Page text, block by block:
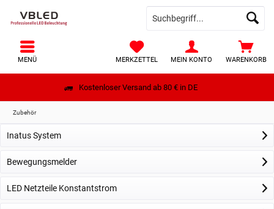
Kostenloser Versand ab 80 € in DE
WARENKORB
MERKZETTEL MEIN KONTO
MENÜ
Zubehör
Inatus System
Bewegungsmelder
LED Netzteile Konstantstrom